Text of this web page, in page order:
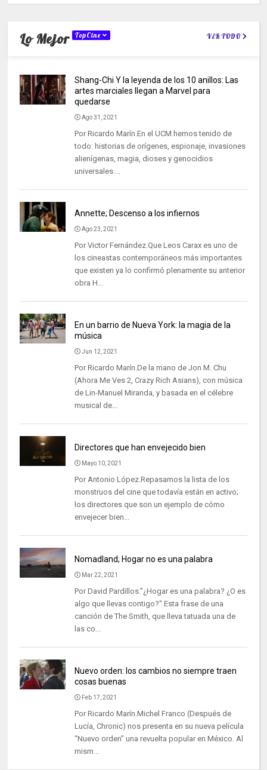
Lo Mejor TopCine VER TODO
Shang-Chi Y la leyenda de los 10 anillos: Las
artes marciales llegan a Marvel para
quedarse
Ago 31, 2021
Por Ricardo Marín.En el UCM hemos tenido de
todo: historias de orígenes, espionaje, invasiones
alienígenas, magia, dioses y genocidios
universales....
Annette; Descenso a los infiernos
Ago 23, 2021
Por Victor Fernández.Que Leos Carax es uno de
los cineastas contemporáneos más importantes
que existen ya lo confirmó plenamente su anterior
obra H...
En un barrio de Nueva York: la magia de la
música
Jun 12, 2021
Por Ricardo Marín.De la mano de Jon M. Chu
(Ahora Me Ves 2, Crazy Rich Asians), con música
de Lin-Manuel Miranda, y basada en el célebre
musical de...
Directores que han envejecido bien
Mayo 10, 2021
Por Antonio López.Repasamos la lista de los
monstruos del cine que todavía están en activo;
los directores que son un ejemplo de cómo
envejecer bien...
Nomadland; Hogar no es una palabra
Mar 22, 2021
Por David Pardillos."¿Hogar es una palabra? ¿O es
algo que llevas contigo?" Esta frase de una
canción de The Smith, que lleva tatuada una de
las co...
Nuevo orden: los cambios no siempre traen
cosas buenas
Feb 17, 2021
Por Ricardo Marín.Michel Franco (Después de
Lucía, Chronic) nos presenta en su nueva película
“Nuevo orden” una revuelta popular en México. Al
mism...